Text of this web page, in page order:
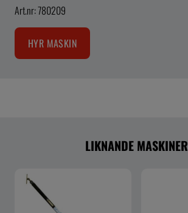
Art.nr: 780209
HYR MASKIN
LIKNANDE MASKINER